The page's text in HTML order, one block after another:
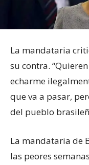
La mandataria
su contra.
echarme
que va a pasar,
del pueblo
La mandataria de
las peores